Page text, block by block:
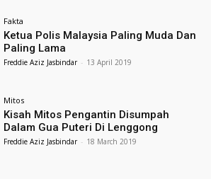
Fakta
Ketua Polis Malaysia Paling Muda Dan
Paling Lama
Freddie Aziz Jasbindar - 13 April 2019
Mitos
Kisah Mitos Pengantin Disumpah
Dalam Gua Puteri Di Lenggong
Freddie Aziz Jasbindar - 18 March 2019